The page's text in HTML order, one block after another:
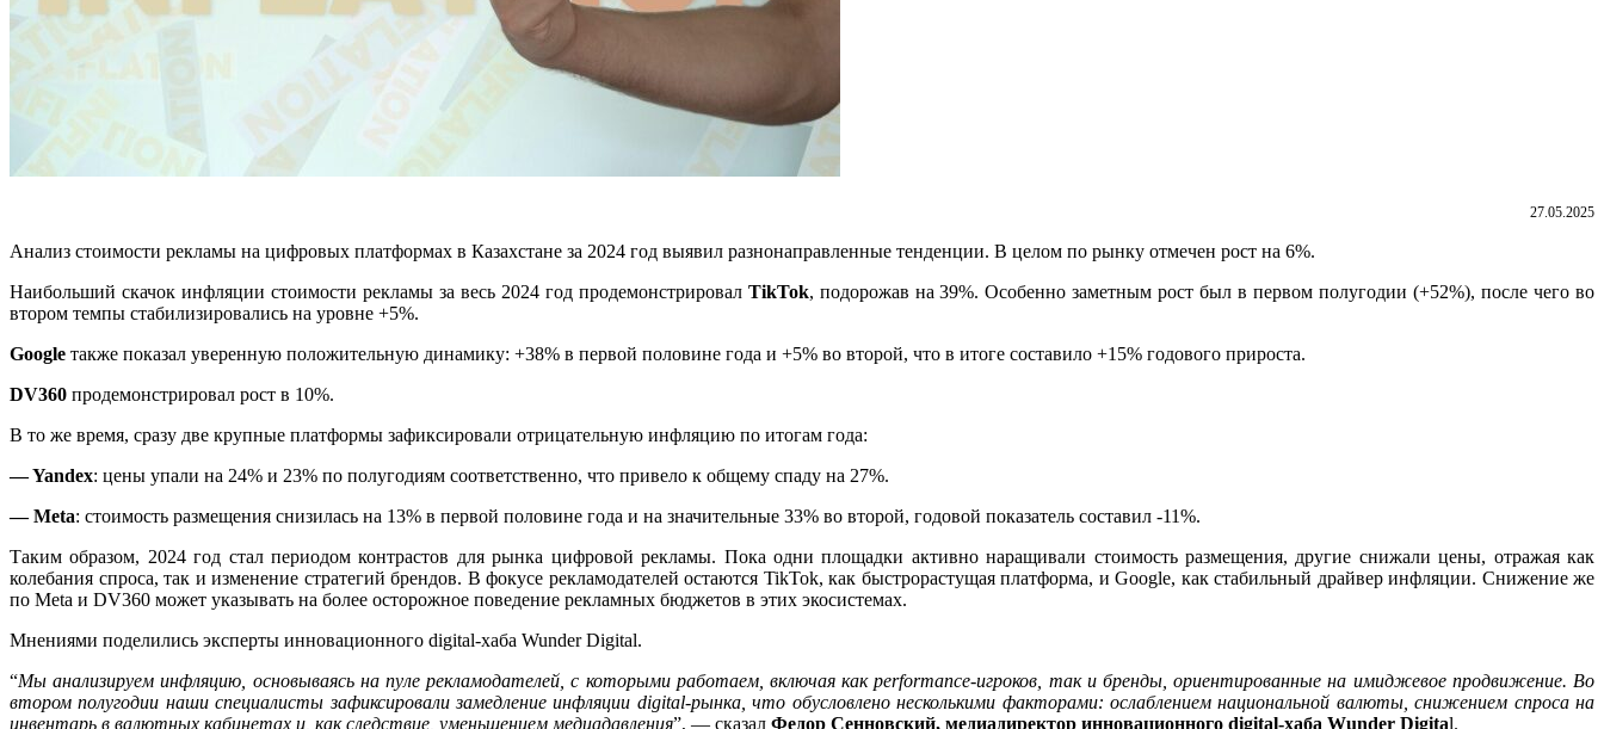
27.05.2025
Анализ стоимости рекламы на цифровых платформах в Казахстане за 2024 год выявил разнонаправленные тенденции. В целом по рынку отмечен рост на 6%.
Наибольший скачок инфляции стоимости рекламы за весь 2024 год продемонстрировалTikTok, подорожав на 39%.Особенно заметным рост был в первом полугодии (+52%), после чего во
втором темпы стабилизировались на уровне +5%.
Google также показал уверенную положительную динамику: +38% в первой половине года и +5% во второй, что в итоге составило +15% годового прироста.
DV360 продемонстрировал рост в 10%.
В то же время, сразу две крупные платформы зафиксировали отрицательную инфляцию по итогам года:
— Yandex: цены упали на 24% и 23% по полугодиям соответственно, что привело к общему спаду на 27%.
— Meta: стоимость размещения снизилась на 13% в первой половине года и на значительные 33% во второй, годовой показатель составил -11%.
Таким образом, 2024 год стал периодом контрастов для рынка цифровой рекламы. Пока одни площадки активно наращивали стоимость размещения, другие снижали цены, отражая как
колебания спроса, так и изменение стратегий брендов. В фокусе рекламодателей остаются TikTok, как быстрорастущая платформа, и Google, как стабильный драйвер инфляции. Снижение же
по Meta и DV360 может указывать на более осторожное поведение рекламных бюджетов в этих экосистемах.
Мнениями поделились эксперты инновационного digital-хаба Wunder Digital.
“Мы анализируем инфляцию, основываясь на пуле рекламодателей, с которыми работаем, включая как performance-игроков, так и бренды, ориентированные на имиджевое продвижение. Во
втором полугодии наши специалисты зафиксировали замедление инфляции digital-рынка, что обусловлено несколькими факторами: ослаблением национальной валюты, снижением спроса на
инвентарь в валютных кабинетах и, как следствие, уменьшением медиадавления”, — сказал Федор Сенновский, медиадиректор инновационного digital-хаба Wunder Digital.